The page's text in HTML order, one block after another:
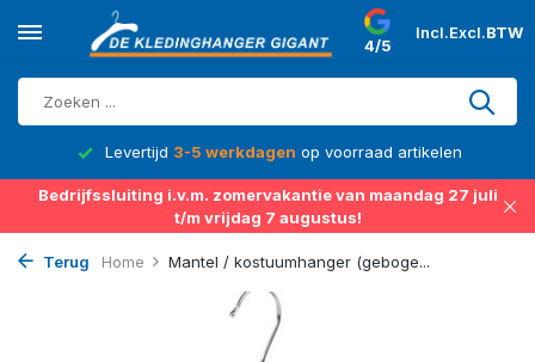
4/5
Incl.Excl.BTW
Levertijd 3-5 werkdagen op voorraad artikelen
Bedrijfssluiting i.v.m. zomervakantie van maandag 27 juli
t/m vrijdag 7 augustus!
Terug Home Mantel / kostuumhanger (geboge...